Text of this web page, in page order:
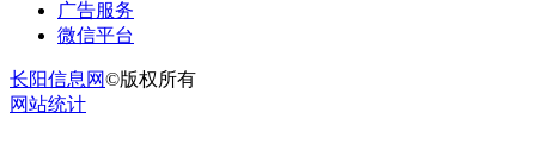
广告服务
微信平台
长阳信息网©版权所有
网站统计